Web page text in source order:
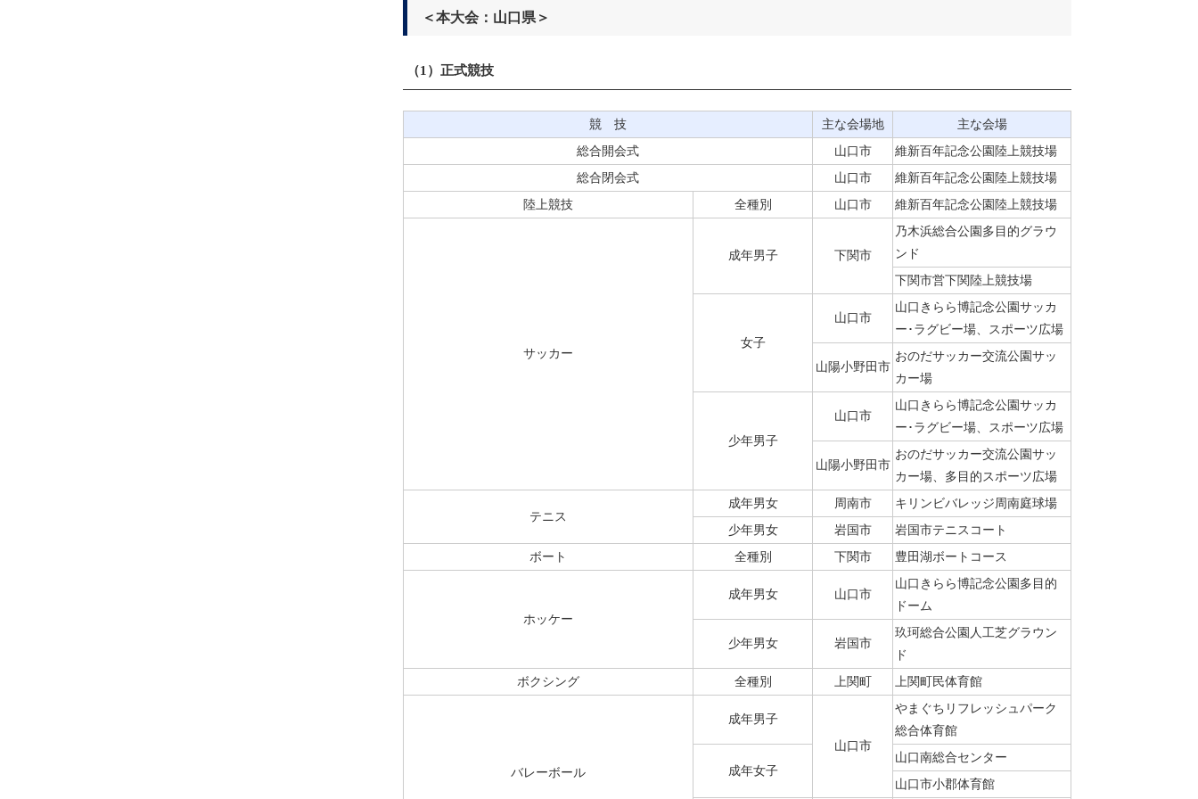
＜本大会：山口県＞
（1）正式競技
競 技 主な会場地
主な会場
総合開会式
山口市
維新百年記念公園陸上競技場
総合閉会式
山口市
維新百年記念公園陸上競技場
陸上競技
全種別 山口市 維新百年記念公園陸上競技場
サッカー
成年男子 下関市
乃木浜総合公園多目的グラウ
ンド
下関市営下関陸上競技場
女子
山口市
山口きらら博記念公園サッカ
ー･ラグビー場、スポーツ広場
山陽小野田市
おのだサッカー交流公園サッ
カー場
少年男子
山口市
山口きらら博記念公園サッカ
ー･ラグビー場、スポーツ広場
山陽小野田市
おのだサッカー交流公園サッ
カー場、多目的スポーツ広場
テニス
成年男女 周南市
キリンビバレッジ周南庭球場
少年男女
岩国市
岩国市テニスコート
ボート
全種別 下関市 豊田湖ボートコース
ホッケー
成年男女 山口市
山口きらら博記念公園多目的
ドーム
少年男女 岩国市
玖珂総合公園人工芝グラウン
ド
ボクシング
全種別 上関町 上関町民体育館
バレーボール
成年男子
山口市
やまぐちリフレッシュパーク
総合体育館
成年女子
山口南総合センター
山口市小郡体育館